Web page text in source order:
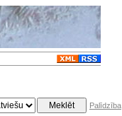
Palīdzība